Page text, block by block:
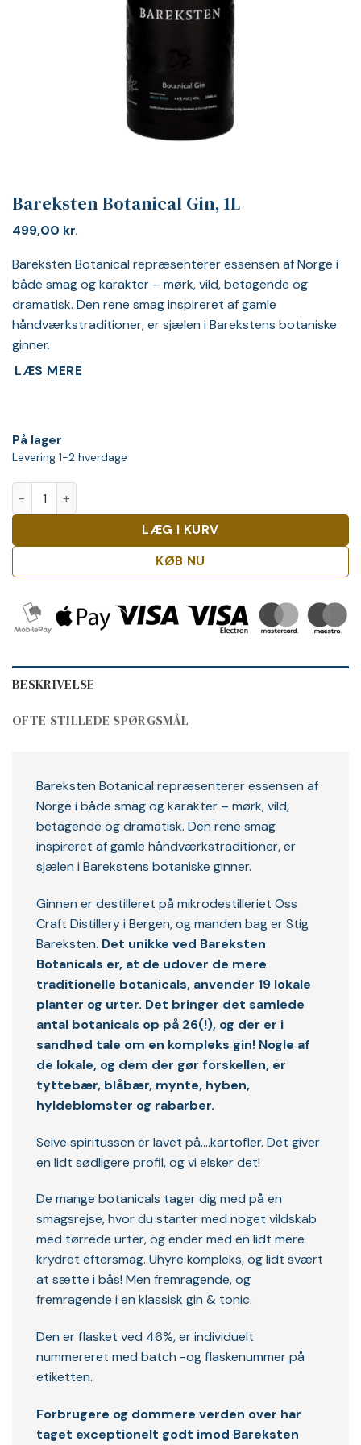
Bareksten Botanical Gin, 1L
499,00 kr.
Bareksten Botanical repræsenterer essensen af Norge i
både smag og karakter – mørk, vild, betagende og
dramatisk. Den rene smag inspireret af gamle
håndværkstraditioner, er sjælen i Barekstens botaniske
ginner.
LÆS MERE
På lager
Levering 1-2 hverdage
LÆG I KURV
KØB NU
BESKRIVELSE
OFTE STILLEDE SPØRGSMÅL
Bareksten Botanical repræsenterer essensen af
Norge i både smag og karakter – mørk, vild,
betagende og dramatisk. Den rene smag
inspireret af gamle håndværkstraditioner, er
sjælen i Barekstens botaniske ginner.
Ginnen er destilleret på mikrodestilleriet Oss
Craft Distillery i Bergen, og manden bag er Stig
Bareksten. Det unikke ved Bareksten
Botanicals er, at de udover de mere
traditionelle botanicals, anvender 19 lokale
planter og urter. Det bringer det samlede
antal botanicals op på 26(!), og der er i
sandhed tale om en kompleks gin! Nogle af
de lokale, og dem der gør forskellen, er
tyttebær, blåbær, mynte, hyben,
hyldeblomster og rabarber.
Selve spiritussen er lavet på….kartofler. Det giver
en lidt sødligere profil, og vi elsker det!
De mange botanicals tager dig med på en
smagsrejse, hvor du starter med noget vildskab
med tørrede urter, og ender med en lidt mere
krydret eftersmag. Uhyre kompleks, og lidt svært
at sætte i bås! Men fremragende, og
fremragende i en klassisk gin & tonic.
Den er flasket ved 46%, er individuelt
nummereret med batch -og flaskenummer på
etiketten.
Forbrugere og dommere verden over har
taget exceptionelt godt imod Bareksten